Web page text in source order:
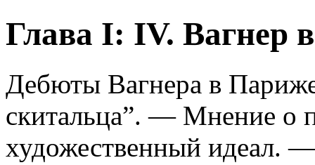
Глава I: IV. Вагнер
Дебюты Вагнера в
скитальца”. — Мнение о
художественный идеал.